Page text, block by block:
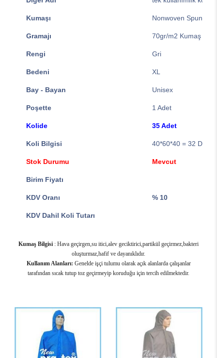
Kumaşı Nonwoven
Gramajı 70gr/m2 Kumaş
Rengi Gri
Bedeni XL
Bay - Bayan Unisex
Poşette 1 Adet
Kolide 35 Adet
Koli Bilgisi 40*60*40 = 32 Desi
Stok Durumu Mevcut
Birim Fiyatı
KDV Oranı % 10
KDV Dahil Koli Tutarı
Kumaş Bilgisi : Hava geçirgen,su itici,alev geciktirici,partikül geçirmez,bakteri
oluşturmaz,hafif ve dayanıklıdır.
Kullanım Alanları: Genelde işçi tulumu olarak açık alanlarda çalışanlar
tarafından sıcak tutup toz geçirmeyip koruduğu için tercih edilmektedir.